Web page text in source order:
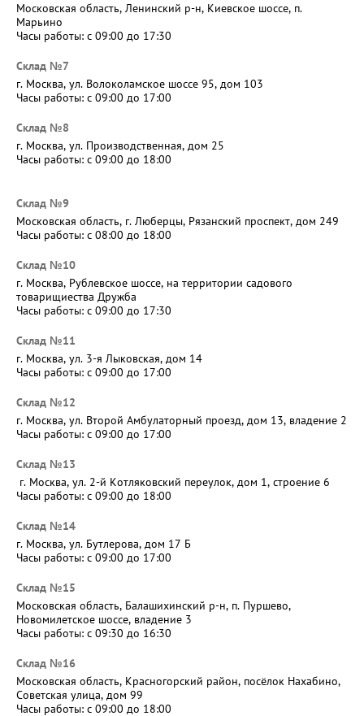
Московская область, Ленинский р-н, Киевское шоссе, п.
Марьино
Часы работы: с 09:00 до 17:30
Склад №7
г. Москва, ул. Волоколамское шоссе 95, дом 103
Часы работы: с 09:00 до 17:00
Склад №8
г. Москва, ул. Производственная, дом 25
Часы работы: с 09:00 до 18:00
Склад №9
Московская область, г. Люберцы, Рязанский проспект, дом 249
Часы работы: c 08:00 до 18:00
Склад №10
г. Москва, Рублевское шоссе, на территории садового
товарищиества Дружба
Часы работы: c 09:00 до 17:30
Склад №11
г. Москва, ул. 3-я Лыковская, дом 14
Часы работы: c 09:00 до 17:00
Склад №12
г. Москва, ул. Второй Амбулаторный проезд, дом 13, владение 2
Часы работы: c 09:00 до 17:00
Склад №13
г. Москва, ул. 2-й Котляковский переулок, дом 1, строение 6
Часы работы: c 09:00 до 18:00
Склад №14
г. Москва, ул. Бутлерова, дом 17 Б
Часы работы: c 09:00 до 17:00
Склад №15
Московская область, Балашихинский р-н, п. Пуршево,
Новомилетское шоссе, владение 3
Часы работы: c 09:30 до 16:30
Склад №16
Московская область, Красногорский район, посёлок Нахабино,
Советская улица, дом 99
Часы работы: c 09:00 до 18:00